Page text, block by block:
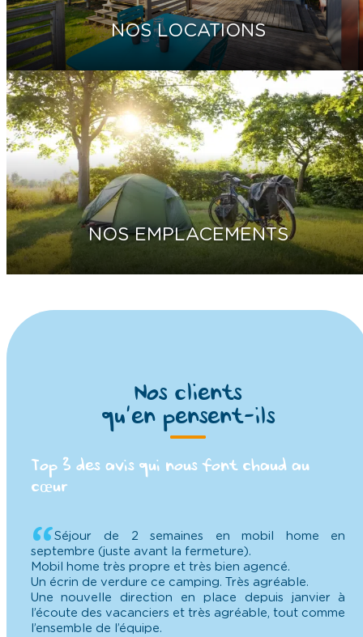
NOS LOCATIONS
NOS EMPLACEMENTS
Nos clients
qu’en pensent-ils
Top 3 des avis qui nous font chaud au
cœur
Séjour de 2 semaines en mobil home en
septembre (juste avant la fermeture).
Mobil home très propre et très bien agencé.
Un écrin de verdure ce camping. Très agréable.
Une nouvelle direction en place depuis janvier à
l’écoute des vacanciers et très agréable, tout comme
l’ensemble de l’équipe.